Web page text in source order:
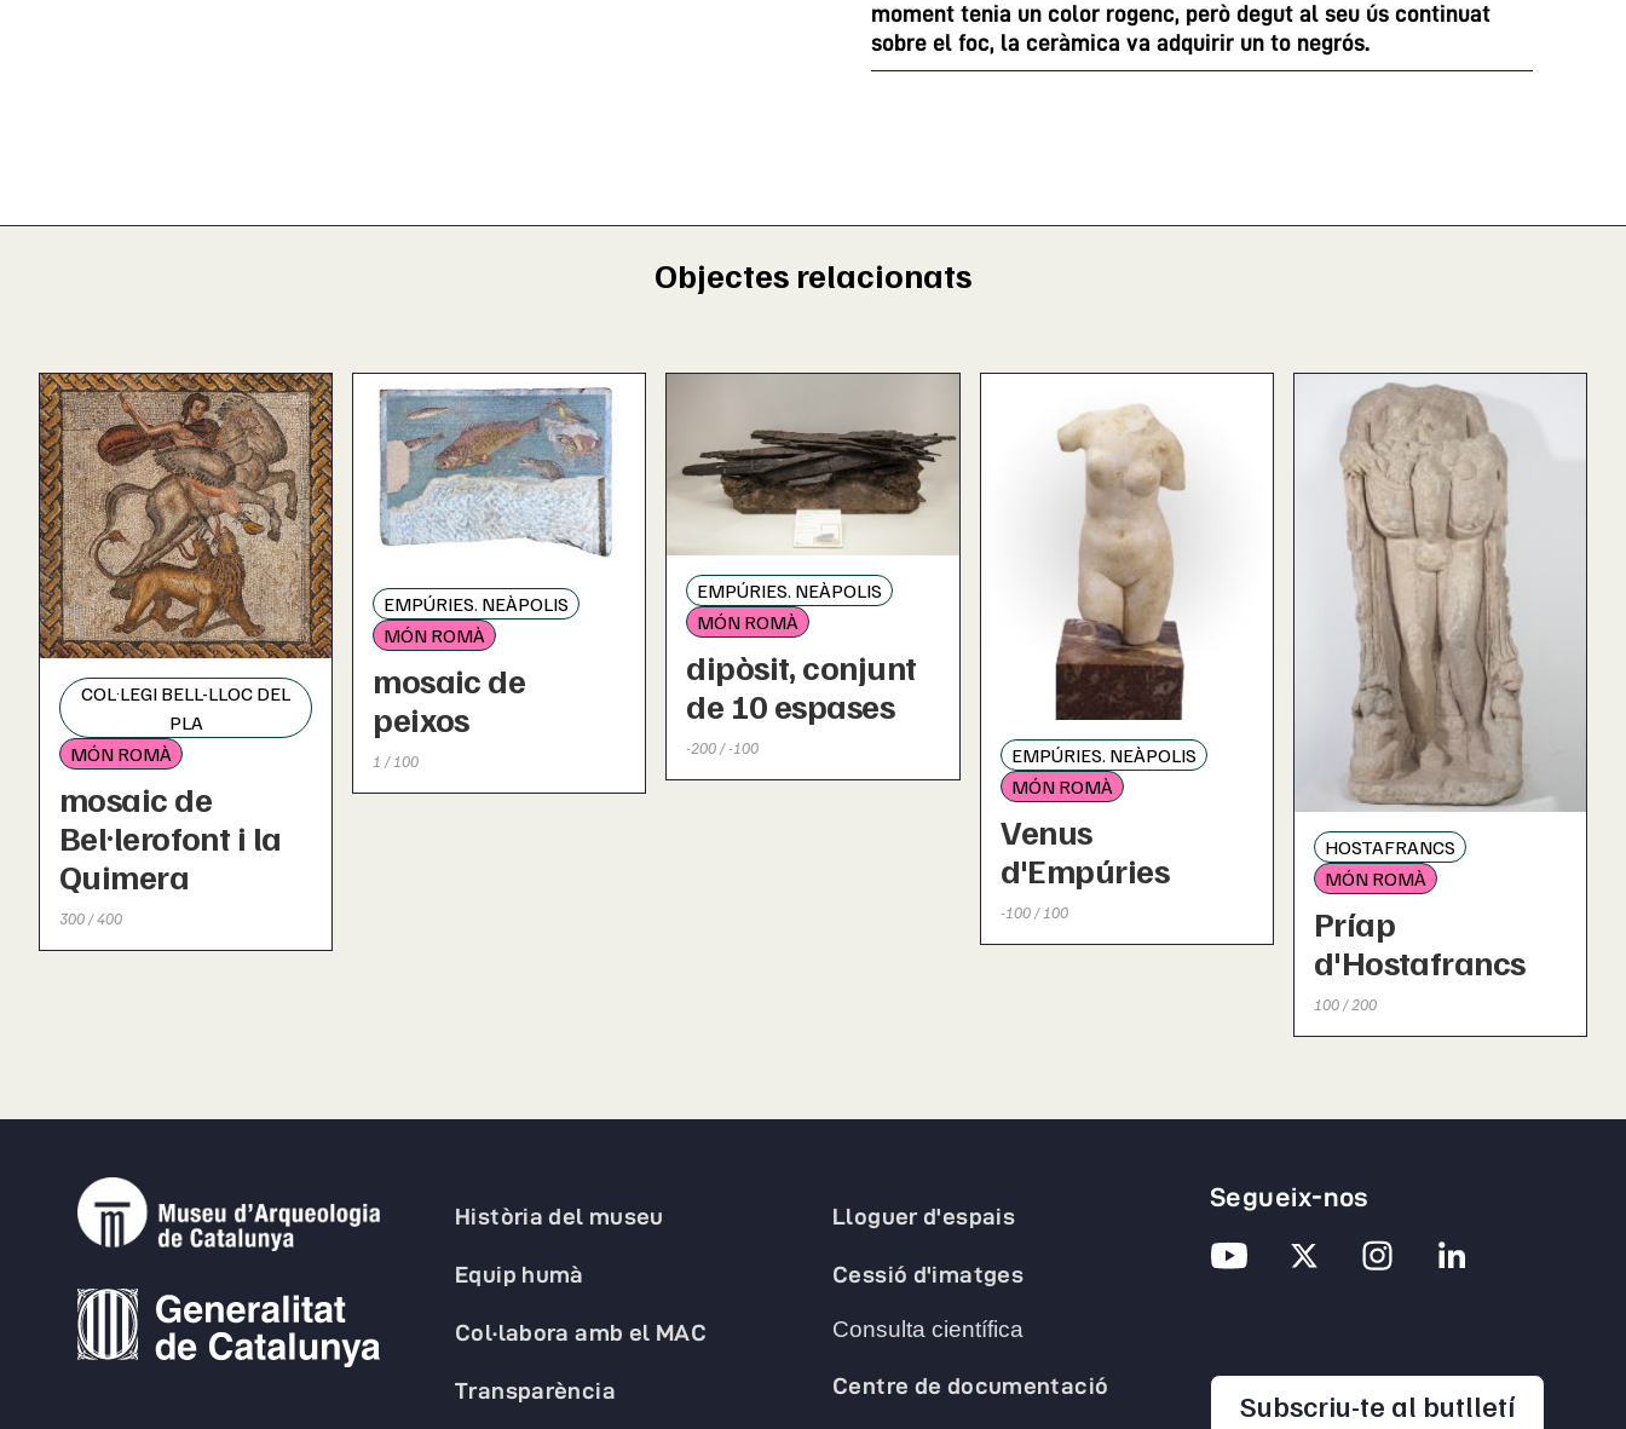
moment tenia un color rogenc, però degut al seu ús continuat
sobre el foc, la ceràmica va adquirir un to negrós.
Objectes relacionats
COL·LEGI BELL-LLOC DEL
PLA
MÓN ROMÀ
mosaic de
Bel·lerofont i la
Quimera
300 / 400
EMPÚRIES. NEÀPOLIS
MÓN ROMÀ
mosaic de
peixos
1 / 100
EMPÚRIES. NEÀPOLIS
MÓN ROMÀ
dipòsit, conjunt
de 10 espases
-200 / -100
EMPÚRIES. NEÀPOLIS
MÓN ROMÀ
Venus
d'Empúries
-100 / 100
HOSTAFRANCS
MÓN ROMÀ
Príap
d'Hostafrancs
100 / 200
Història del museu
Equip humà
Col·labora amb el MAC
Transparència
Lloguer d'espais
Cessió d'imatges
Consulta científica
Centre de documentació
Segueix-nos
Subscriu-te al butlletíopens